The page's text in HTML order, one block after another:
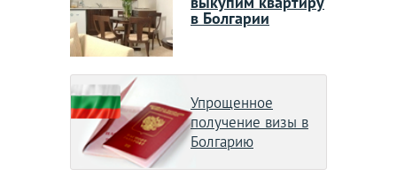
в Болгарии
Упрощенное
получение визы в
Болгарию